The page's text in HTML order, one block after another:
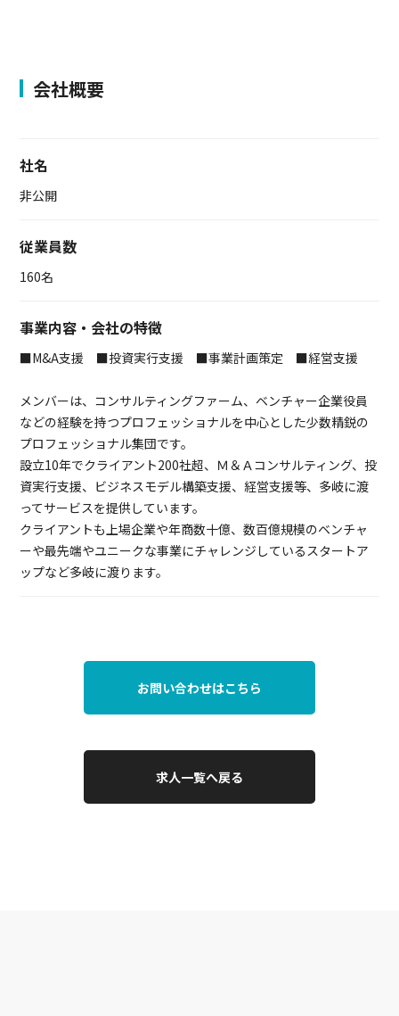
会社概要
社名
非公開
従業員数
160名
事業内容・会社の特徴
■M&A支援 ■投資実行支援 ■事業計画策定 ■経営支援
メンバーは、コンサルティングファーム、ベンチャー企業役員
などの経験を持つプロフェッショナルを中心とした少数精鋭の
プロフェッショナル集団です。
設立10年でクライアント200社超、Ｍ＆Ａコンサルティング、投
資実行支援、ビジネスモデル構築支援、経営支援等、多岐に渡
ってサービスを提供しています。
クライアントも上場企業や年商数十億、数百億規模のベンチャ
ーや最先端やユニークな事業にチャレンジしているスタートア
ップなど多岐に渡ります。
お問い合わせはこちら
求人一覧へ戻る